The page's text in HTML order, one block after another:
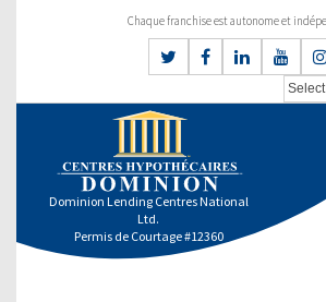
Chaque franchise est autonome et
Dominion Lending Centres National
Ltd.
Permis de Courtage #12360